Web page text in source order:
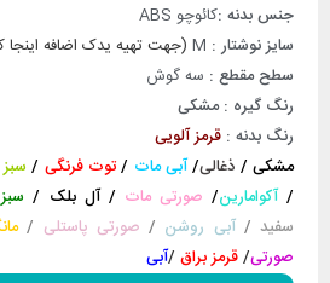
جنس بدنه :کائوچو ABS
سایز نوشتار :
(جهت تهیه یدک اضافه اینجا
سطح مقطع : سه گوش
رنگ گیره : مشکی
رنگ بدنه : قرمز آلویی
مشکی/ ذغالی/آبی مات /توت فرنگی /
/آکوامارین/ صورتی مات /آل بلک / سبز
سفید /آبی روشن / صورتی پاستلی /
صورتی/قرمز براق /آبی